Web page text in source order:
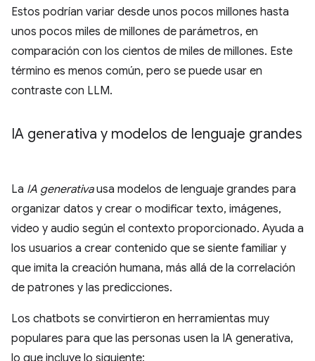
Estos podrían variar desde unos pocos millones hasta
unos pocos miles de millones de parámetros, en
comparación con los cientos de miles de millones. Este
término es menos común, pero se puede usar en
contraste con LLM.
IA generativa y modelos de lenguaje grandes
La IA generativausa modelos de lenguaje grandes para
organizar datos y crear o modificar texto, imágenes,
video y audio según el contexto proporcionado. Ayuda a
los usuarios a crear contenido que se siente familiar y
que imita la creación humana, más allá de la correlación
de patrones y las predicciones.
Los chatbots se convirtieron en herramientas muy
populares para que las personas usen la IA generativa,
lo que incluye lo siguiente: